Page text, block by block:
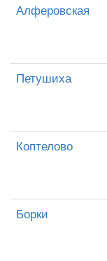
Алферовская
Петушиха
Коптелово
Борки